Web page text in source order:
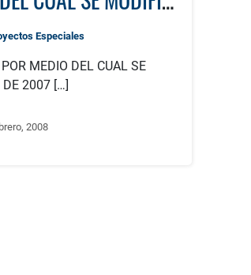
Especiales
MEDIO DEL CUAL SE
DE 2007 […]
2008